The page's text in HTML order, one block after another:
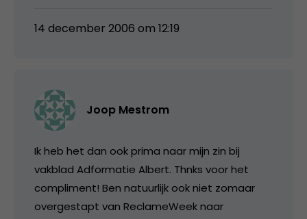
14 december 2006 om 12:19
Joop Mestrom
Ik heb het dan ook prima naar mijn zin bij
vakblad Adformatie Albert. Thnks voor het
compliment! Ben natuurlijk ook niet zomaar
overgestapt van ReclameWeek naar